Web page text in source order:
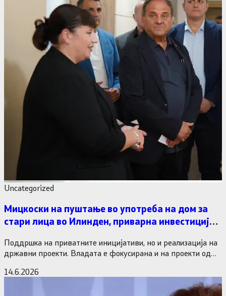
Uncategorized
Мицкоски на пуштање во употреба на дом за
стари лица во Илинден, приварна инвестиција
Поддршка на приватните иницијативи, но и реализација на
државни проекти. Владата е фокусирана и на проекти од
14.6.2026